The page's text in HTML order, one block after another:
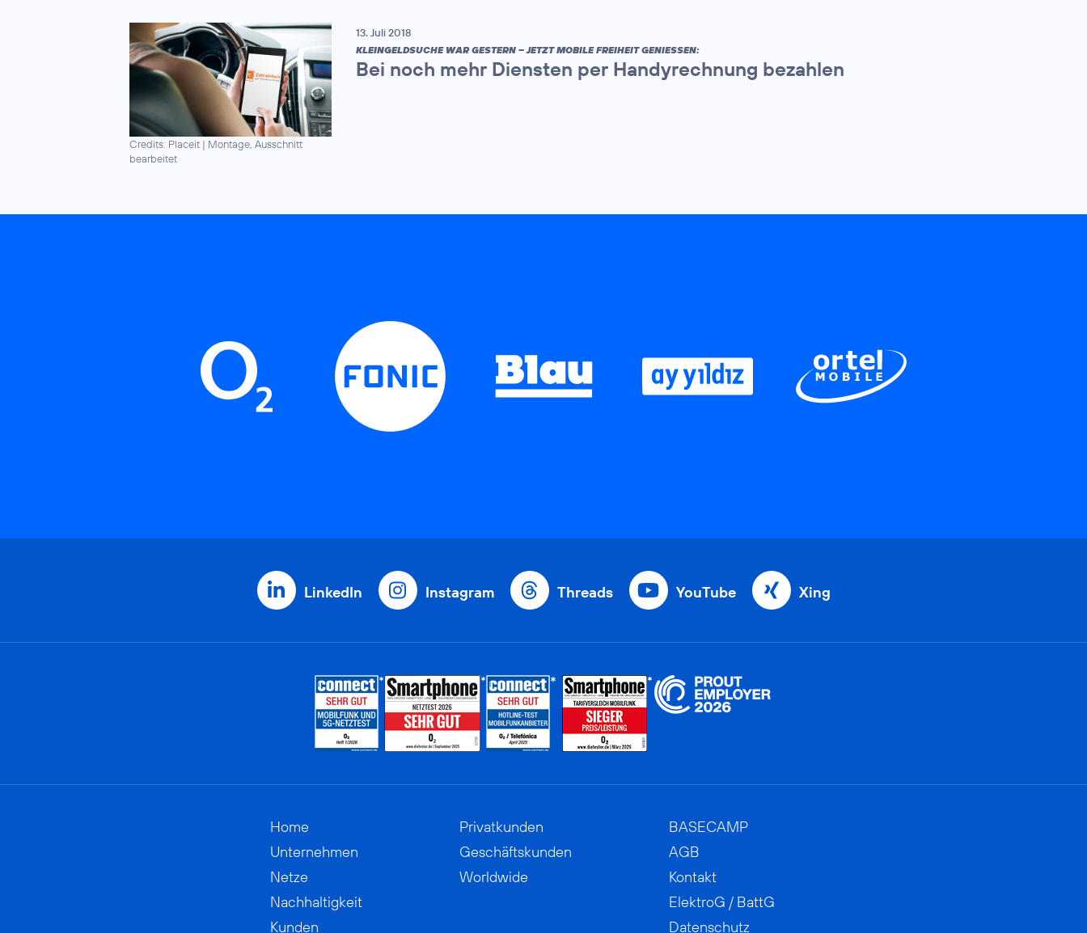
Credits: Placeit | Montage, Ausschnitt
bearbeitet
13. Juli 2018
KLEINGELDSUCHE WAR GESTERN – JETZT MOBILE FREIHEIT GENIESSEN:
Bei noch mehr Diensten per Handyrechnung bezahlen
LinkedIn Instagram Threads YouTube Xing
Home
Unternehmen
Netze
Nachhaltigkeit
Kunden
Privatkunden
Geschäftskunden
Worldwide
BASECAMP
AGB
Kontakt
ElektroG / BattG
Datenschutz